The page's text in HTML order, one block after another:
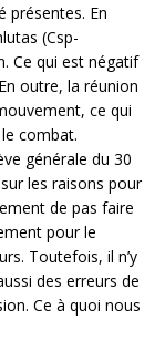
présentes. En
(Csp-
Ce qui est négatif
outre, la réunion
ce qui
combat.
générale du 30
les raisons pour
de pas faire
pour le
Toutefois, il n’y
des erreurs de
Ce à quoi nous